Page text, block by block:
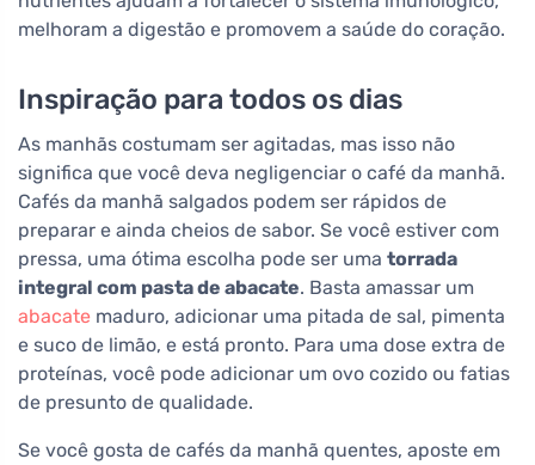
melhoram a digestão e promovem a saúde do coração.
Inspiração para todos os dias
As manhãs costumam ser agitadas, mas isso não
significa que você deva negligenciar o café da manhã.
Cafés da manhã salgados podem ser rápidos de
preparar e ainda cheios de sabor. Se você estiver com
pressa, uma ótima escolha pode ser uma torrada
integral com pasta de abacate. Basta amassar um
abacate maduro, adicionar uma pitada de sal, pimenta
e suco de limão, e está pronto. Para uma dose extra de
proteínas, você pode adicionar um ovo cozido ou fatias
de presunto de qualidade.
Se você gosta de cafés da manhã quentes, aposte em